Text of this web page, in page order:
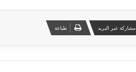
مشاركة عبر البريد طباعة